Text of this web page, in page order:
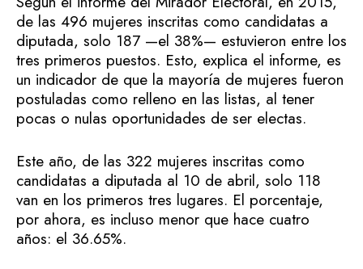
de las 496 mujeres inscritas como candidatas a
diputada, solo 187 —el 38%— estuvieron entre los
tres primeros puestos. Esto, explica el informe, es
un indicador de que la mayoría de mujeres fueron
postuladas como relleno en las listas, al tener
pocas o nulas oportunidades de ser electas.
Este año, de las 322 mujeres inscritas como
candidatas a diputada al 10 de abril, solo 118
van en los primeros tres lugares. El porcentaje,
por ahora, es incluso menor que hace cuatro
años: el 36.65%.